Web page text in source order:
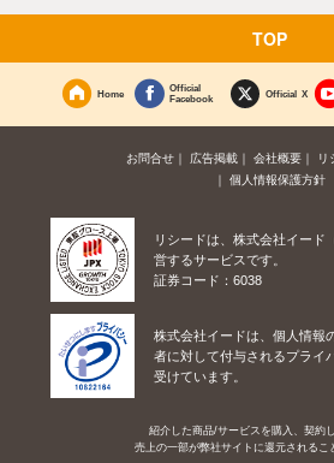
TOP
Home
Official
Facebook
Official X
お問合せ 広告掲載 会社概要
リ
個人情報保護方針
リシードは、株式会社イード
営するサービスです。
証券コード：6038
株式会社イードは、個人情報
者に対して付与されるプライ
受けています。
紹介した商品/サービスを購入、契約し
売上の一部が弊社サイトに還元されるこ